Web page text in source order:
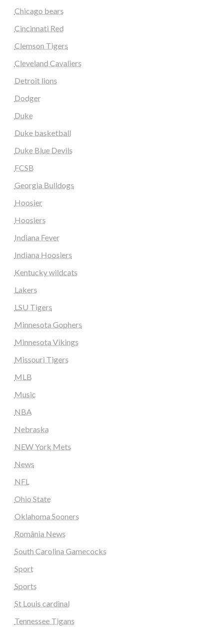
Chicago bears
Cincinnati Red
Clemson Tigers
Cleveland Cavaliers
Detroit lions
Dodger
Duke
Duke basketball
Duke Blue Devils
FCSB
Georgia Bulldogs
Hoosier
Hoosiers
Indiana Fever
Indiana Hoosiers
Kentucky wildcats
Lakers
LSU Tigers
Minnesota Gophers
Minnesota Vikings
Missouri Tigers
MLB
Music
NBA
Nebraska
NEW York Mets
News
NFL
Ohio State
Oklahoma Sooners
România News
South Carolina Gamecocks
Sport
Sports
St Louis cardinal
Tennessee Tigans